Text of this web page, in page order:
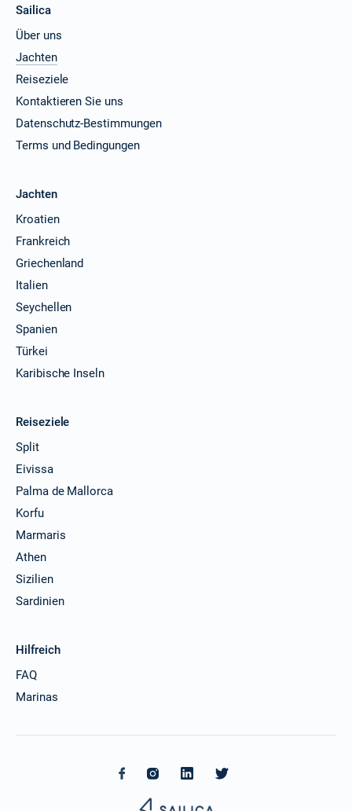
Sailica
Über uns
Jachten
Reiseziele
Kontaktieren Sie uns
Datenschutz-Bestimmungen
Terms und Bedingungen
Jachten
Kroatien
Frankreich
Griechenland
Italien
Seychellen
Spanien
Türkei
Karibische Inseln
Reiseziele
Split
Eivissa
Palma de Mallorca
Korfu
Marmaris
Athen
Sizilien
Sardinien
Hilfreich
FAQ
Marinas